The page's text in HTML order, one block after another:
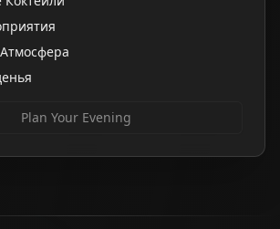
Plan Your Evening